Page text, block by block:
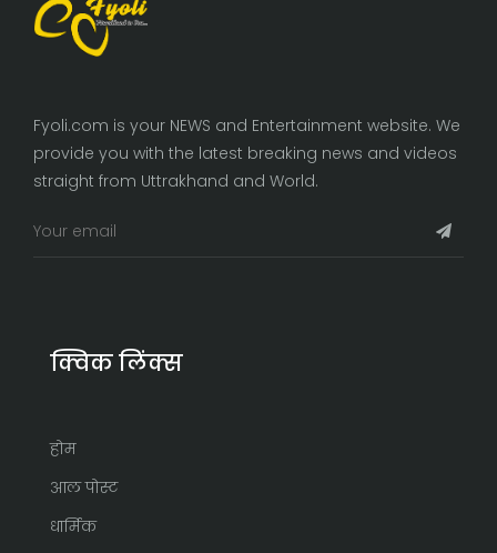
Fyoli.com is your NEWS and Entertainment website. We
provide you with the latest breaking news and videos
straight from Uttrakhand and World.
क्विक लिंक्स
होम
आल पोस्ट
धार्मिक